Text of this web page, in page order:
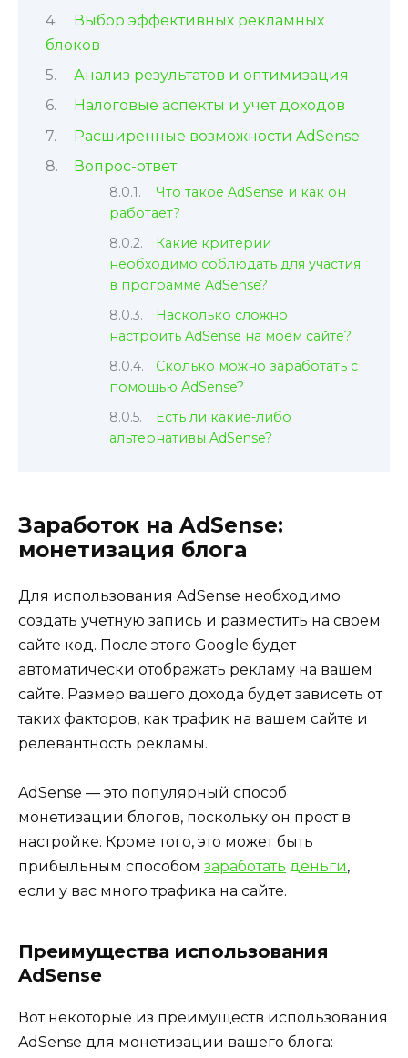
Выбор эффективных рекламных
блоков
Анализ результатов и оптимизация
Налоговые аспекты и учет доходов
Расширенные возможности AdSense
Вопрос-ответ:
Что такое AdSense и как он
работает?
Какие критерии
необходимо соблюдать для участия
в программе AdSense?
Насколько сложно
настроить AdSense на моем сайте?
Сколько можно заработать с
помощью AdSense?
Есть ли какие-либо
альтернативы AdSense?
Заработок на AdSense:
монетизация блога
Для использования AdSense необходимо
создать учетную запись и разместить на своем
сайте код. После этого Google будет
автоматически отображать рекламу на вашем
сайте. Размер вашего дохода будет зависеть от
таких факторов, как трафик на вашем сайте и
релевантность рекламы.
AdSense — это популярный способ
монетизации блогов, поскольку он прост в
настройке. Кроме того, это может быть
прибыльным способом заработать деньги,
если у вас много трафика на сайте.
Преимущества использования
AdSense
Вот некоторые из преимуществ использования
AdSense для монетизации вашего блога: